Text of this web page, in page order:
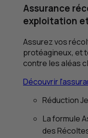
Assurance
exploitation
Assurez vos
protéagineux, et
contre les aléas
Découvrir
Réduction
La formule
des